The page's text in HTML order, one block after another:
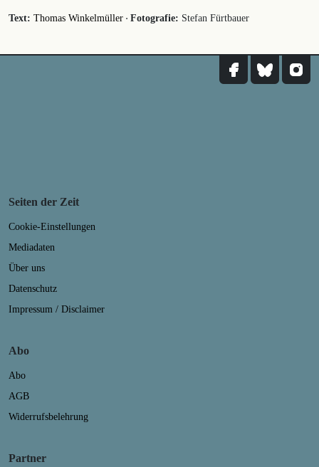
Text: Thomas Winkelmüller · Fotografie: Stefan Fürtbauer
Seiten der Zeit
Cookie-Einstellungen
Mediadaten
Über uns
Datenschutz
Impressum / Disclaimer
Abo
Abo
AGB
Widerrufsbelehrung
Partner